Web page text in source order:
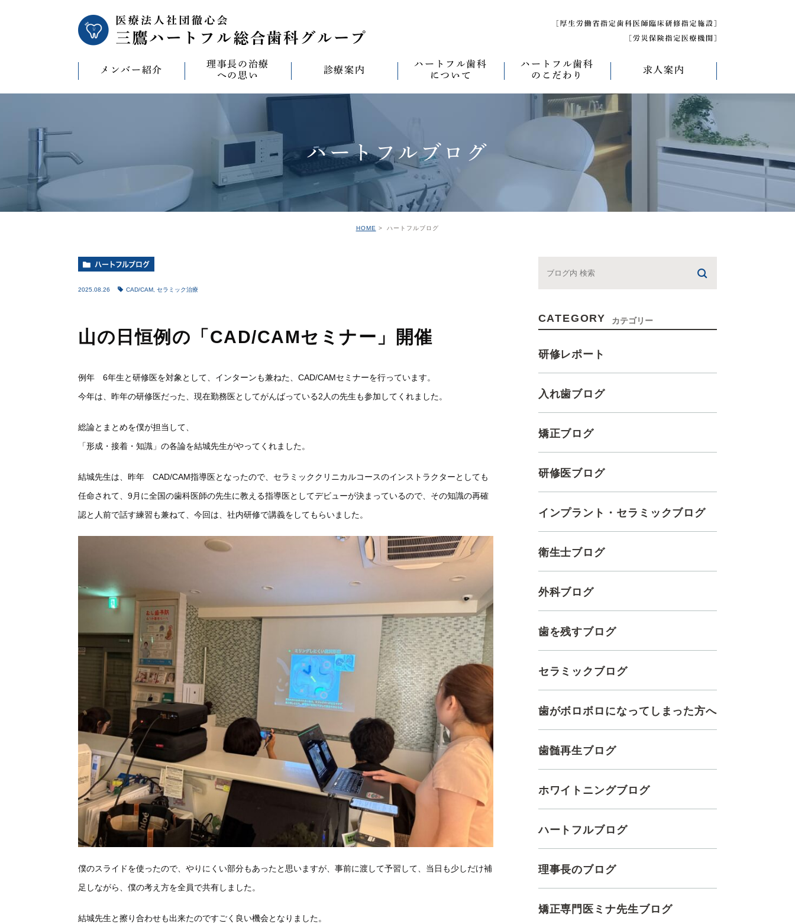
メンバー紹介
理事長の治療
への思い
CAD/CAM（オールセラミック治
療）への思い
バイコンインプラントへの思い
マウスピース型矯正装置（イン
ビザライン）への思い
診療案内
診療案内一覧
セラミック治療 ワンデイジルコニア治療
無菌化根管治療 予防・メンテナンス
インプラント オールオン4
ハートフル歯科
について
ハートフルの治療
院内設備
ハートフル歯科
グループ院の案内
ハートフル歯科
のこだわり
なるべく痛くない治療
なるべく削らない治療
なるべく抜かない治療
なるべく短期間の治療
滅菌管理について
求人案内
求人募集について
研修医募集
ハートフルブログ
HOME ハートフルブログ
ハートフルブログ
2025.08.26 CAD/CAM セラミック治療
山の日恒例の「CAD/CAMセミナー」開催
例年 6年生と研修医を対象として、インターンも兼ねた、CAD/CAMセミナーを行っています。
今年は、昨年の研修医だった、現在勤務医としてがんばっている2 人の先生も参加してくれました。
総論とまとめを僕が担当して、
「形成・接着・知識」の各論を結城先生がやってくれました。
結城先生は、昨年 CAD/CAM指導医となったので、セラミッククリニカルコースのインストラクターとしても
任命されて、9月に全国の歯科医師の先生に教える指導医としてデビューが決まっているので、 その知識の再確
認と人前で話す練習も兼ねて、今回は、 社内研修で講義をしてもらいました。
僕のスライドを使ったので、やりにくい部分もあったと思いますが、事前に渡して予習して、当日も少しだけ補
足しながら、 僕の考え方を全員で共有しました。
結城先生と擦り合わせも出来たのですごく良い機会となりました。
CATEGORY カテゴリー
研修レポート
入れ歯ブログ
矯正ブログ
研修医ブログ
インプラント・セラミックブログ
衛生士ブログ
外科ブログ
歯を残すブログ
セラミックブログ
歯がボロボロになってしまった方へ
歯髄再生ブログ
ホワイトニングブログ
ハートフルブログ
理事長のブログ
矯正専門医ミナ先生ブログ